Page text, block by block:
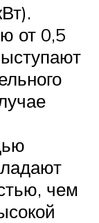
от 0,5
чем